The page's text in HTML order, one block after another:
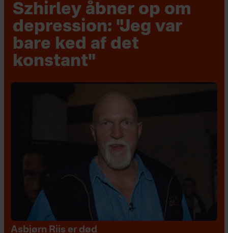
Szhirley åbner op om
depression: "Jeg var
bare ked af det
konstant"
Asbjørn Riis er død